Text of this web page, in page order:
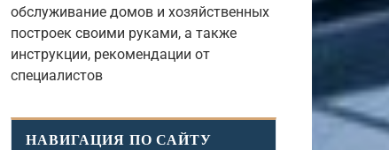
обслуживание домов и хозяйственных
построек своими руками, а также
инструкции, рекомендации от
специалистов
НАВИГАЦИЯ ПО САЙТУ